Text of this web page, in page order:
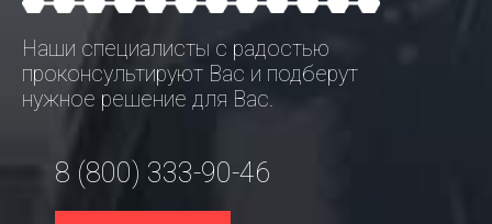
Наши специалисты с радостью
проконсультируют Вас и подберут
нужное решение для Вас.
8 (800) 333-90-46